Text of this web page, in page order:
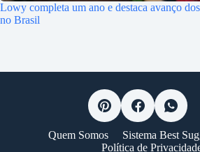
Lowy completa um ano e destaca avanço
no Brasil
Quem Somos
Sistema Best
Política de